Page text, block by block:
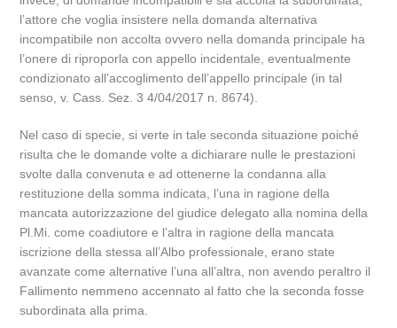
l’attore che voglia insistere nella domanda alternativa
incompatibile non accolta ovvero nella domanda principale ha
l’onere di riproporla con appello incidentale, eventualmente
condizionato all’accoglimento dell’appello principale (in tal
senso, v. Cass. Sez. 3 4/04/2017 n. 8674).
Nel caso di specie, si verte in tale seconda situazione poiché
risulta che le domande volte a dichiarare nulle le prestazioni
svolte dalla convenuta e ad ottenerne la condanna alla
restituzione della somma indicata, l’una in ragione della
mancata autorizzazione del giudice delegato alla nomina della
Pl.Mi. come coadiutore e l’altra in ragione della mancata
iscrizione della stessa all’Albo professionale, erano state
avanzate come alternative l’una all’altra, non avendo peraltro il
Fallimento nemmeno accennato al fatto che la seconda fosse
subordinata alla prima.